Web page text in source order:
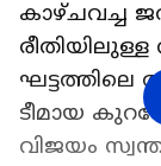
കാഴ്ചവച്ച
ടീമായ
വിജയം